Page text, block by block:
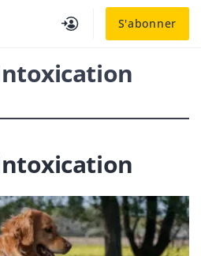
S'abonner